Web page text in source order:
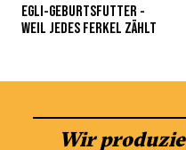
EGLI-GEBURTSFUTTER -
WEIL JEDES FERKEL ZÄHLT
Wir